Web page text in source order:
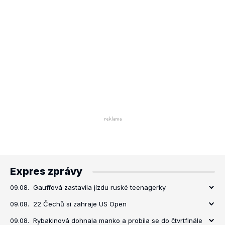
Expres zprávy
09.08. Gauffová zastavila jízdu ruské teenagerky
09.08. 22 Čechů si zahraje US Open
09.08. Rybakinová dohnala manko a probila se do čtvrtfinále